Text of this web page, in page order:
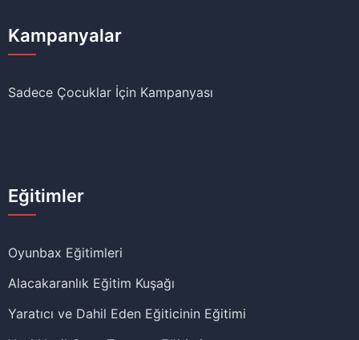
Kampanyalar
Sadece Çocuklar İçin Kampanyası
Eğitimler
Oyunbax Eğitimleri
Alacakaranlık Eğitim Kuşağı
Yaratıcı ve Dahil Eden Eğiticinin Eğitimi